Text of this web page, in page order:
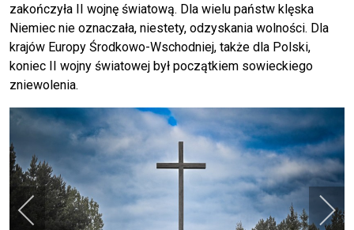
zakończyła II wojnę światową. Dla wielu państw klęska
Niemiec nie oznaczała, niestety, odzyskania wolności. Dla
krajów Europy Środkowo-Wschodniej, także dla Polski,
koniec II wojny światowej był początkiem sowieckiego
zniewolenia.